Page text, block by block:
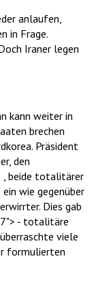
anlaufen,
in Frage.
Iraner legen
kann weiter in
brechen
Präsident
den
, beide totalitärer
wie gegenüber
Dies gab
- totalitäre
viele
formulierten